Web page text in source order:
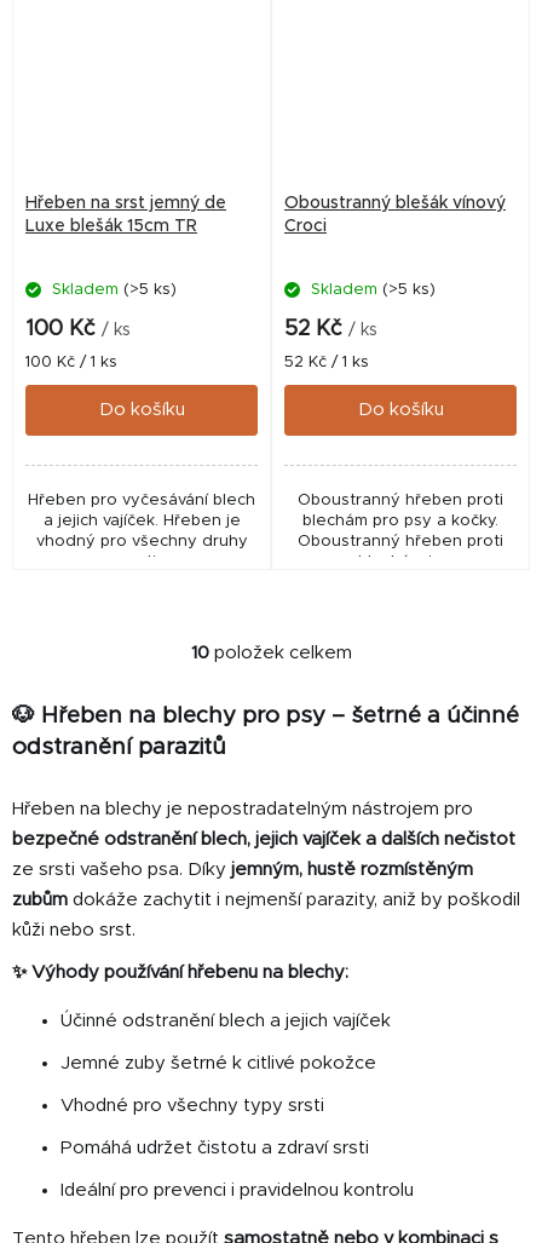
Hřeben na srst jemný de
Luxe blešák 15cm TR
Skladem (>5 ks)
100 Kč / ks
Měrná
cena:
100 Kč / 1 ks
Do košíku
Hřeben pro vyčesávání blech
a jejich vajíček. Hřeben je
vhodný pro všechny druhy
Oboustranný blešák vínový
Croci
Skladem (>5 ks)
52 Kč / ks
Měrná
cena:
52 Kč / 1 ks
Do košíku
Oboustranný hřeben proti
blechám pro psy a kočky.
Oboustranný hřeben proti
O
l
a
c
í
p
r
y
v
p
s
u
10položek celkem
🐶 Hřeben na blechy pro psy – šetrné a účinné
odstranění parazitů
Hřeben na blechy je nepostradatelným nástrojem pro
bezpečné odstranění blech, jejich vajíček a dalších nečistot
ze srsti vašeho psa. Díky jemným, hustě rozmístěným
zubům dokáže zachytit i nejmenší parazity, aniž by poškodil
kůži nebo srst.
✨ Výhody používání hřebenu na blechy:
Účinné odstranění blech a jejich vajíček
Jemné zuby šetrné k citlivé pokožce
Vhodné pro všechny typy srsti
Pomáhá udržet čistotu a zdraví srsti
Ideální pro prevenci i pravidelnou kontrolu
Tento hřeben lze použít samostatně nebo v kombinaci s